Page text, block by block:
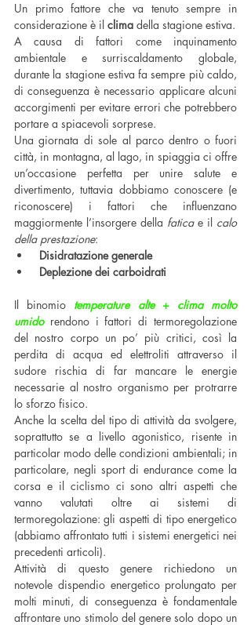
Un primo fattore che va tenuto sempre in
considerazione è il clima della stagione estiva.
A causa di fattori come inquinamento
ambientale e surriscaldamento globale,
durante la stagione estiva fa sempre più caldo,
di conseguenza è necessario applicare alcuni
accorgimenti per evitare errori che potrebbero
portare a spiacevoli sorprese.
Una giornata di sole al parco dentro o fuori
città, in montagna, al lago, in spiaggia ci offre
un’occasione perfetta per unire salute e
divertimento, tuttavia dobbiamo conoscere (e
riconoscere) i fattori che influenzano
maggiormente l’insorgere della fatica e il calo
della prestazione:
Disidratazione generale
Deplezione dei carboidrati
Il binomio temperature alte + clima molto
umido rendono i fattori di termoregolazione
del nostro corpo un po’ più critici, così la
perdita di acqua ed elettroliti attraverso il
sudore rischia di far mancare le energie
necessarie al nostro organismo per protrarre
lo sforzo fisico.
Anche la scelta del tipo di attività da svolgere,
soprattutto se a livello agonistico, risente in
particolar modo delle condizioni ambientali; in
particolare, negli sport di endurance come la
corsa e il ciclismo ci sono altri aspetti che
vanno valutati oltre ai sistemi di
termoregolazione: gli aspetti di tipo energetico
(abbiamo affrontato tutti i sistemi energetici nei
precedenti articoli).
Attività di questo genere richiedono un
notevole dispendio energetico prolungato per
molti minuti, di conseguenza è fondamentale
affrontare uno stimolo del genere solo dopo un